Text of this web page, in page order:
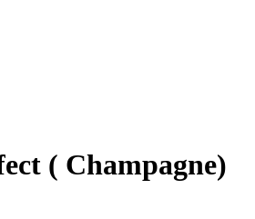
( Champagne)